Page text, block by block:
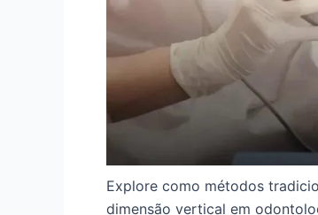
Explore como métodos
dimensão vertical em